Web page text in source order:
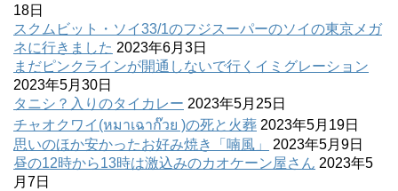
18日
スクムビット・ソイ33/1のフジスーパーのソイの東京メガ
ネに行きました 2023年6月3日
まだピンクラインが開通しないで行くイミグレーション
2023年5月30日
タニシ？入りのタイカレー 2023年5月25日
チャオクワイ(หมาเฉาก๊วย )の死と火葬 2023年5月19日
思いのほか安かったお好み焼き「喃風」
2023年5月9日
昼の12時から13時は激込みのカオケーン屋さん 2023年5
月7日